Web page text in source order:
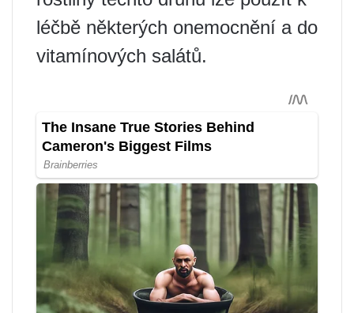
léčbě některých onemocnění a do
vitamínových salátů.